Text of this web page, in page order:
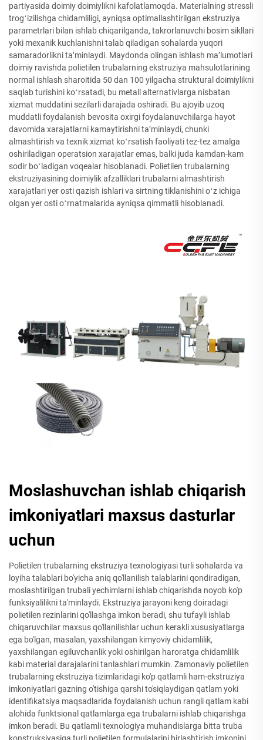
partiyasida doimiy doimiylikni kafolatlamoqda. Materialning stressli
trogʻizilishga chidamliligi, ayniqsa optimallashtirilgan ekstruziya
parametrlari bilan ishlab chiqarilganda, takrorlanuvchi bosim sikllari
yoki mexanik kuchlanishni talab qiladigan sohalarda yuqori
samaradorlikni taʼminlaydi. Maydonda olingan ishlash maʼlumotlari
doimiy ravishda polietilen trubalarning ekstruziya mahsulotlarining
normal ishlash sharoitida 50 dan 100 yilgacha struktural doimiylikni
saqlab turishini koʻrsatadi, bu metall alternativlarga nisbatan
xizmat muddatini sezilarli darajada oshiradi. Bu ajoyib uzoq
muddatli foydalanish bevosita oxirgi foydalanuvchilarga hayot
davomida xarajatlarni kamaytirishni taʼminlaydi, chunki
almashtirish va texnik xizmat koʻrsatish faoliyati tez-tez amalga
oshiriladigan operatsion xarajatlar emas, balki juda kamdan-kam
sodir boʻladigan voqealar hisoblanadi. Polietilen trubalarning
ekstruziyasining doimiylik afzalliklari trubalarni almashtirish
xarajatlari yer osti qazish ishlari va sirtning tiklanishini oʻz ichiga
olgan yer osti oʻrnatmalarida ayniqsa qimmatli hisoblanadi.
Moslashuvchan ishlab chiqarish
imkoniyatlari maxsus dasturlar
uchun
Polietilen trubalarning ekstruziya texnologiyasi turli sohalarda va
loyiha talablari bo'yicha aniq qo'llanilish talablarini qondiradigan,
moslashtirilgan trubali yechimlarni ishlab chiqarishda noyob ko'p
funksiyalilikni ta'minlaydi. Ekstruziya jarayoni keng doiradagi
polietilen rezinlarini qo'llashga imkon beradi, shu tufayli ishlab
chiqaruvchilar maxsus qo'llanilishlar uchun kerakli xususiyatlarga
ega bo'lgan, masalan, yaxshilangan kimyoviy chidamlilik,
yaxshilangan egiluvchanlik yoki oshirilgan haroratga chidamlilik
kabi material darajalarini tanlashlari mumkin. Zamonaviy polietilen
trubalarning ekstruziya tizimlaridagi ko'p qatlamli ham-ekstruziya
imkoniyatlari gazning o'tishiga qarshi to'siqlaydigan qatlam yoki
identifikatsiya maqsadlarida foydalanish uchun rangli qatlam kabi
alohida funktsional qatlamlarga ega trubalarni ishlab chiqarishga
imkon beradi. Bu qatlamli texnologiya muhandislarga bitta truba
konstruksiyasiga turli polietilen formulalarini birlashtirish imkonini